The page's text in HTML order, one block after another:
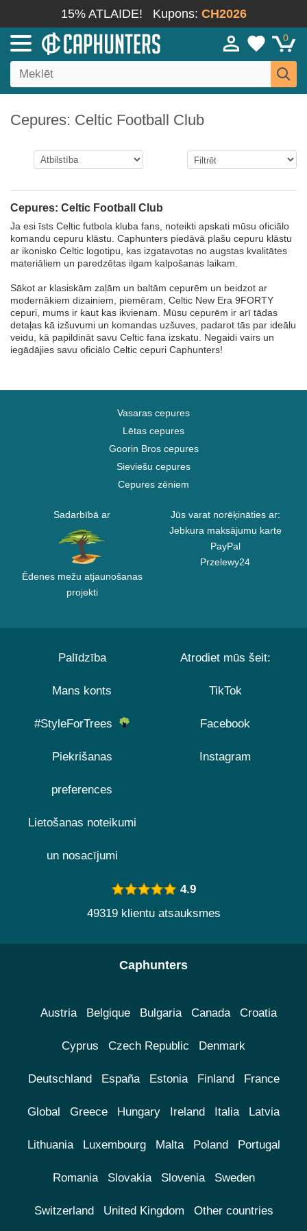
15% ATLAIDE! Kupons: CH2026
0
Cepures: Celtic Football Club
Cepures: Celtic Football Club
Ja esi īsts Celtic futbola kluba fans, noteikti apskati mūsu oficiālo
komandu cepuru klāstu. Caphunters piedāvā plašu cepuru klāstu
ar ikonisko Celtic logotipu, kas izgatavotas no augstas kvalitātes
materiāliem un paredzētas ilgam kalpošanas laikam.
Sākot ar klasiskām zaļām un baltām cepurēm un beidzot ar
modernākiem dizainiem, piemēram, Celtic New Era 9FORTY
cepuri, mums ir kaut kas ikvienam. Mūsu cepurēm ir arī tādas
detaļas kā izšuvumi un komandas uzšuves, padarot tās par ideālu
veidu, kā papildināt savu Celtic fana izskatu. Negaidi vairs un
iegādājies savu oficiālo Celtic cepuri Caphunters!
Vasaras cepures
Lētas cepures
Goorin Bros cepures
Sieviešu cepures
Cepures zēniem
Sadarbībā ar
Ēdenes mežu atjaunošanas
projekti
Jūs varat norēķināties ar:
Jebkura maksājumu karte
PayPal
Przelewy24
Palīdzība
Mans konts
#StyleForTrees
Piekrišanas
preferences
Lietošanas noteikumi
un nosacījumi
Atrodiet mūs šeit:
TikTok
Facebook
Instagram
4.9
49319 klientu atsauksmes
Caphunters
Austria Belgique Bulgaria Canada Croatia
Cyprus Czech Republic Denmark
Deutschland España Estonia Finland France
Global Greece Hungary Ireland Italia Latvia
Lithuania Luxembourg Malta Poland Portugal
Romania Slovakia Slovenia Sweden
Switzerland United Kingdom Other countries